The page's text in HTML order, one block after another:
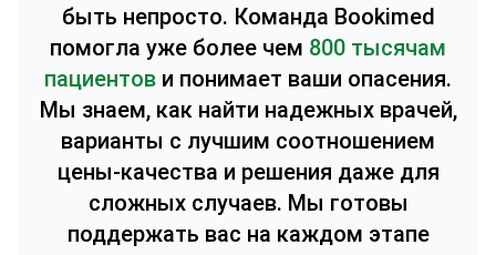
быть непросто. Команда Bookimed
помогла уже более чем 800 тысячам
пациентов и понимает ваши опасения.
Мы знаем, как найти надежных врачей,
варианты с лучшим соотношением
цены-качества и решения даже для
сложных случаев. Мы готовы
поддержать вас на каждом этапе